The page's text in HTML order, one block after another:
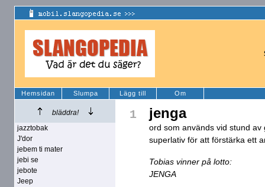
Hemsidan Slumpa Lägg till Om
bläddra!
jazztobak
J'dor
jebem ti mater
jebi se
jebote
Jeep
1 jenga
ord som används vid stund
superlativ för att förstärka ett
Tobias vinner på lotto:
JENGA